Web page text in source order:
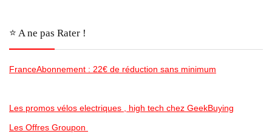
⭐️ A ne pas Rater !
FranceAbonnement : 22€ de réduction sans minimum
Les promos vélos electriques , high tech chez GeekBuying
Les Offres Groupon